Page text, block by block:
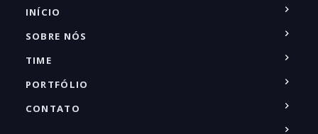
INÍCIO
SOBRE NÓS
TIME
PORTFÓLIO
CONTATO